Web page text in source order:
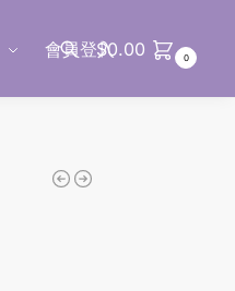
會員登入
$0.00 0